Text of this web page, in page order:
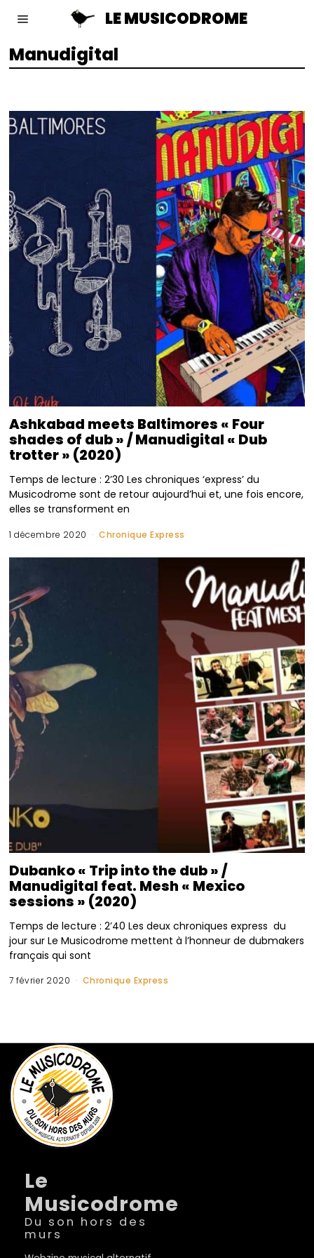
LE MUSICODROME
Manudigital
Ashkabad meets Baltimores « Four
shades of dub » / Manudigital « Dub
trotter » (2020)
Temps de lecture : 2’30 Les chroniques ‘express’ du
Musicodrome sont de retour aujourd’hui et, une fois encore,
elles se transforment en
1 décembre 2020 Chronique Express
Dubanko « Trip into the dub » /
Manudigital feat. Mesh « Mexico
sessions » (2020)
Temps de lecture : 2’40 Les deux chroniques express du
jour sur Le Musicodrome mettent à l’honneur de dubmakers
français qui sont
7 février 2020 Chronique Express
Le
Musicodrome
Du son hors des
murs